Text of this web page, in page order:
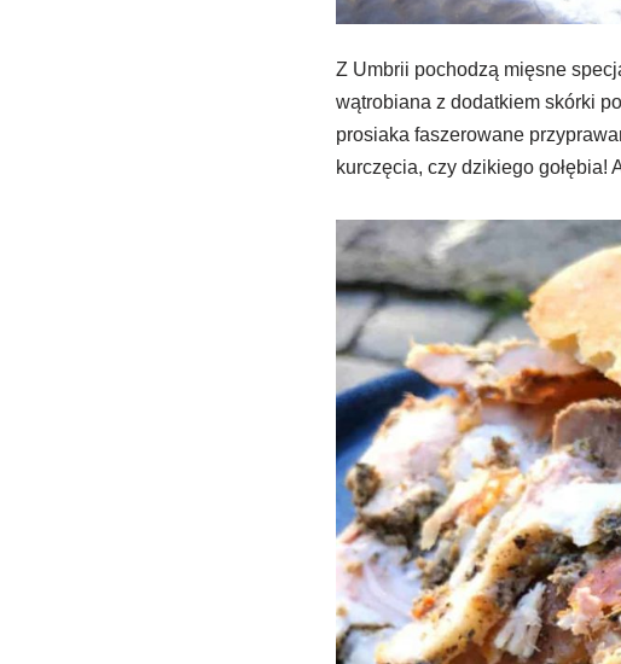
Z Umbrii pochodzą mięsne
wątrobiana z dodatkiem skórki
prosiaka faszerowane
kurczęcia, czy dzikiego gołębia!